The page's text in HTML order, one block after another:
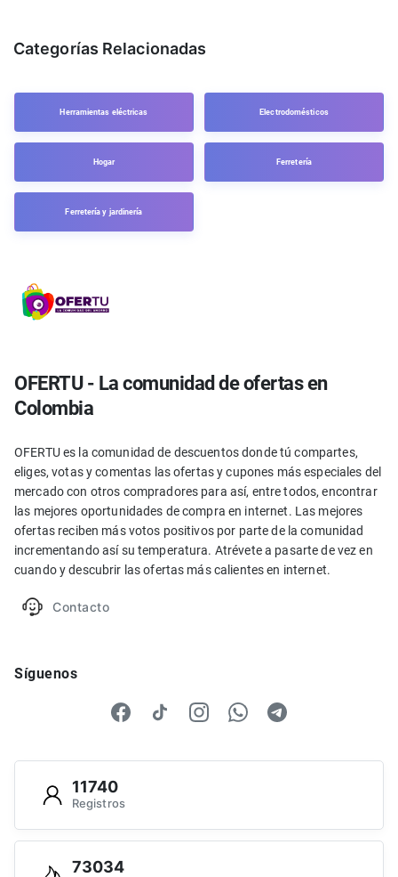
Categorías Relacionadas
Herramientas eléctricas Electrodomésticos
Hogar Ferretería
Ferretería y jardinería
OFERTU - La comunidad de ofertas en
Colombia
OFERTU es la comunidad de descuentos donde tú compartes,
eliges, votas y comentas las ofertas y cupones más especiales del
mercado con otros compradores para así, entre todos, encontrar
las mejores oportunidades de compra en internet. Las mejores
ofertas reciben más votos positivos por parte de la comunidad
incrementando así su temperatura. Atrévete a pasarte de vez en
cuando y descubrir las ofertas más calientes en internet.
Contacto
Síguenos
11740
Registros
73034